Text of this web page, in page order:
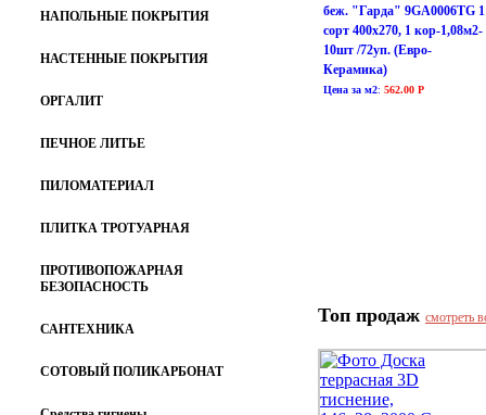
НАПОЛЬНЫЕ ПОКРЫТИЯ
НАСТЕННЫЕ ПОКРЫТИЯ
ОРГАЛИТ
ПЕЧНОЕ ЛИТЬЕ
ПИЛОМАТЕРИАЛ
ПЛИТКА ТРОТУАРНАЯ
ПРОТИВОПОЖАРНАЯ
БЕЗОПАСНОСТЬ
САНТЕХНИКА
СОТОВЫЙ ПОЛИКАРБОНАТ
беж. "Гарда" 9GA0006TG 1
сорт 400х270, 1 кор-1,08м2-
10шт /72уп. (Евро-
Керамика)
Цена за м2: 562.00 Р
Топ продаж смотреть